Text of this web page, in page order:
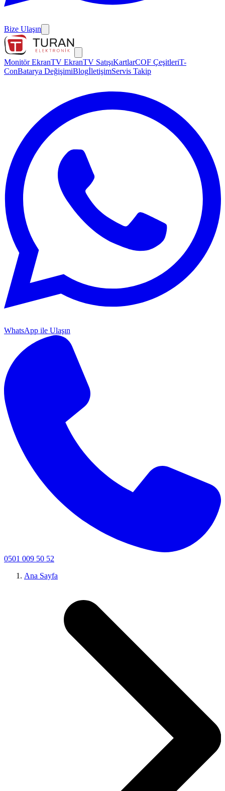
Bize Ulaşın
Monitör EkranTV EkranTV SatışıKartlarCOF ÇeşitleriT-
ConBatarya DeğişimiBlogİletişimServis Takip
WhatsApp ile Ulaşın
0501 009 50 52
Ana Sayfa